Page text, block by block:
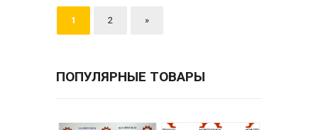
1 2 »
ПОПУЛЯРНЫЕ ТОВАРЫ